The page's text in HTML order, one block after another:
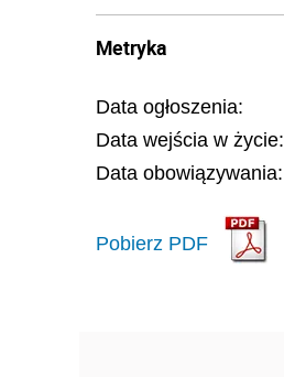
Metryka
Data ogłoszenia:
Data wejścia w życie:
Data obowiązywania:
Pobierz PDF